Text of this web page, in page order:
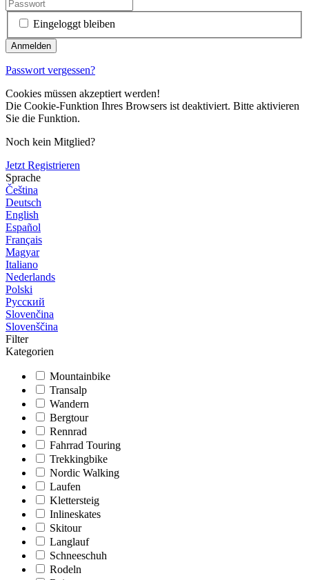
Eingeloggt bleiben
Passwort vergessen?
Cookies müssen akzeptiert werden!
Die Cookie-Funktion Ihres Browsers ist deaktiviert. Bitte aktivieren
Sie die Funktion.
Noch kein Mitglied?
Jetzt Registrieren
Sprache
Čeština
Deutsch
English
Español
Français
Magyar
Italiano
Nederlands
Polski
Русский
Slovenčina
Slovenščina
Filter
Kategorien
Mountainbike
Transalp
Wandern
Bergtour
Rennrad
Fahrrad Touring
Trekkingbike
Nordic Walking
Laufen
Klettersteig
Inlineskates
Skitour
Langlauf
Schneeschuh
Rodeln